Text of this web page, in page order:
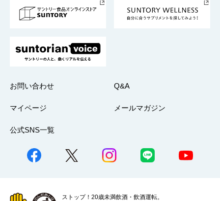
採用情報
お問い合わせ Q&A
マイページ メールマガジン
公式SNS一覧
ストップ！20歳未満飲酒・飲酒運転。